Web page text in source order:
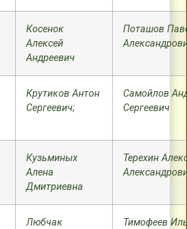
Косенок
Алексей
Андреевич
Поташов
Крутиков Антон
Сергеевич;
Самойлов
Сергеевич
Кузьминых
Алена
Дмитриевна
Терехин
Любчак
Тимофеев